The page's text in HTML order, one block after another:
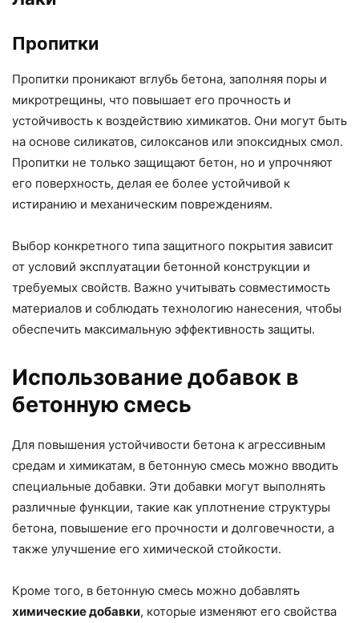
Пропитки
Пропитки проникают вглубь бетона, заполняя поры и
микротрещины, что повышает его прочность и
устойчивость к воздействию химикатов. Они могут быть
на основе силикатов, силоксанов или эпоксидных смол.
Пропитки не только защищают бетон, но и упрочняют
его поверхность, делая ее более устойчивой к
истиранию и механическим повреждениям.
Выбор конкретного типа защитного покрытия зависит
от условий эксплуатации бетонной конструкции и
требуемых свойств. Важно учитывать совместимость
материалов и соблюдать технологию нанесения, чтобы
обеспечить максимальную эффективность защиты.
Использование добавок в
бетонную смесь
Для повышения устойчивости бетона к агрессивным
средам и химикатам, в бетонную смесь можно вводить
специальные добавки. Эти добавки могут выполнять
различные функции, такие как уплотнение структуры
бетона, повышение его прочности и долговечности, а
также улучшение его химической стойкости.
Кроме того, в бетонную смесь можно добавлять
химические добавки, которые изменяют его свойства